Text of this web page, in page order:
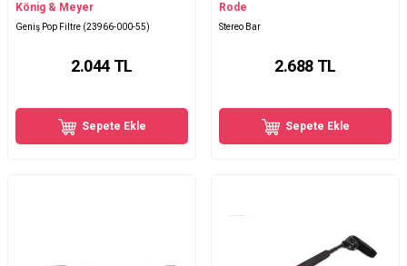
König & Meyer
Geniş Pop Filtre (23966-000-55)
2.044 TL
Sepete Ekle
Rode
Stereo Bar
2.688 TL
Sepete Ekle